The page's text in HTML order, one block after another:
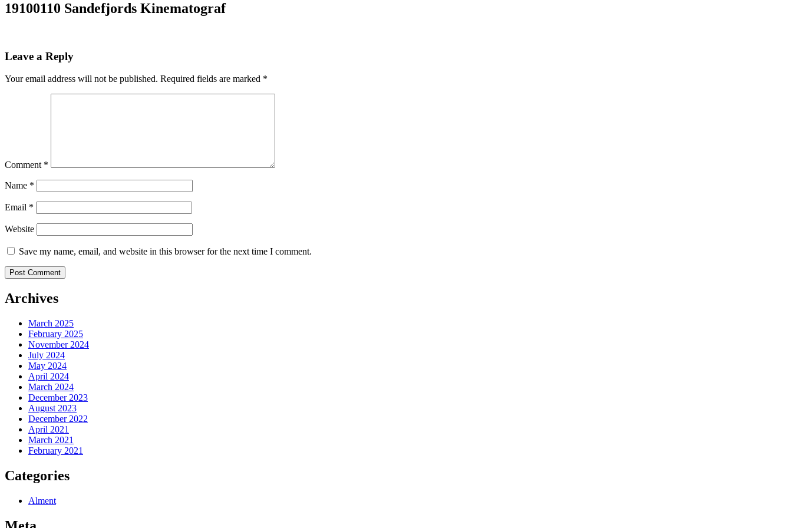
19100110 Sandefjords Kinematograf
Leave a Reply
Your email address will not be published. Required fields are marked *
Comment *
Name *
Email *
Website
Save my name, email, and website in this browser for the next time I comment.
Archives
March 2025
February 2025
November 2024
July 2024
May 2024
April 2024
March 2024
December 2023
August 2023
December 2022
April 2021
March 2021
February 2021
Categories
Alment